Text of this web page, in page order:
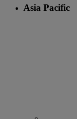
Asia Pacific